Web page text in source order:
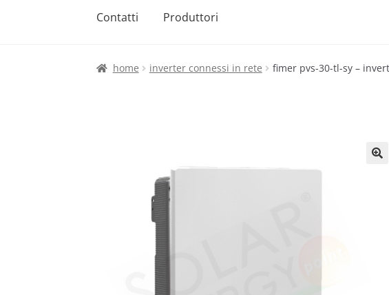
Contatti Produttori
Home Cart Checkout Chi siamo Contatti My account
home inverter connessi in rete fimer pvs-30-tl-sy –